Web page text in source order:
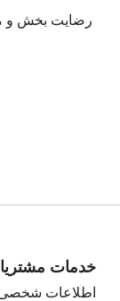
رضایت بخش و
خدمات
اطلاعات